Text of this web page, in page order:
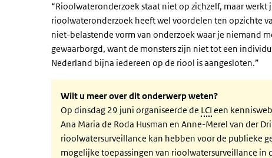
“Rioolwateronderzoek staat niet op zichzelf, maar
rioolwateronderzoek heeft wel voordelen ten opzichte
niet-belastende vorm van onderzoek waar je niemand
gewaarborgd, want de monsters zijn niet tot een
Nederland bijna iedereen op de riool is aangesloten.”
Wilt u meer over dit onderwerp weten?
Op dinsdag 29 juni organiseerde de LCI een
Ana Maria de Roda Husman en Anne-Merel van der
rioolwatersurveillance kan hebben voor de publieke
mogelijke toepassingen van rioolwatersurveillance in